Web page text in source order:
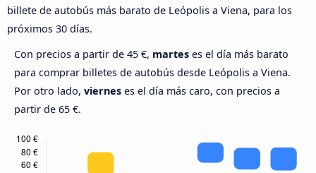
billete de autobús más barato de Leópolis a Viena, para los
próximos 30 días.
Con precios a partir de 45 €, martes es el día más barato
para comprar billetes de autobús desde Leópolis a Viena.
Por otro lado, viernes es el día más caro, con precios a
partir de 65 €.